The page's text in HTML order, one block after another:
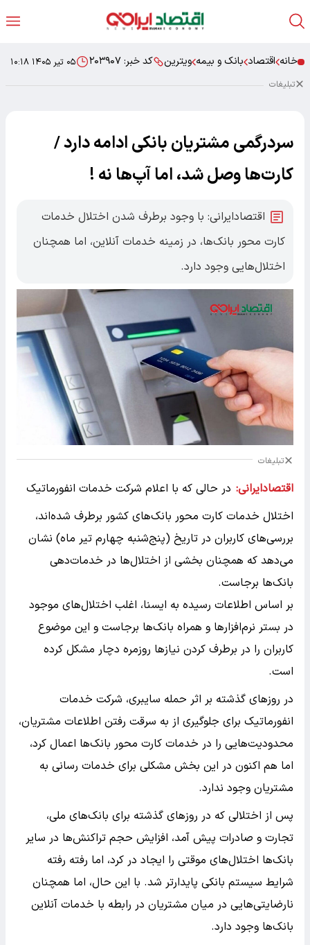
خانه اقتصاد بانک و بیمه ویترین کد خبر: ۲۰۳۹۰۷ ۰۵ تیر ۱۴۰۵ ۱۰:۱۸
تبلیغات
سردرگمی مشتریان بانکی ادامه دارد /
کارت‌ها وصل شد، اما آپ‌ها نه !
اقتصادایرانی: با وجود برطرف شدن اختلال خدمات
کارت محور بانک‌ها، در زمینه خدمات آنلاین، اما همچنان
اختلال‌هایی وجود دارد.
تبلیغات
اقتصادایرانی: در حالی که با اعلام شرکت خدمات انفورماتیک
اختلال خدمات کارت محور بانک‌های کشور برطرف شده‌اند،
بررسی‌های کاربران در تاریخ (پنج‌شنبه چهارم تیر ماه) نشان
می‌دهد که همچنان بخشی از اختلال‌ها در خدمات‌دهی
بانک‌ها برجاست.
بر اساس اطلاعات رسیده به ایسنا، اغلب اختلال‌های موجود
در بستر نرم‌افزار‌ها و همراه بانک‌ها برجاست و این موضوع
کاربران را در برطرف کردن نیاز‌ها روزمره دچار مشکل کرده
است.
در روز‌های گذشته بر اثر حمله سایبری، شرکت خدمات
انفورماتیک برای جلوگیری از به سرقت رفتن اطلاعات مشتریان،
محدودیت‌هایی را در خدمات کارت محور بانک‌ها اعمال کرد،
اما هم اکنون در این بخش مشکلی برای خدمات رسانی به
مشتریان وجود ندارد.
پس از اختلالی که در روز‌های گذشته برای بانک‌های ملی،
تجارت و صادرات پیش آمد، افزایش حجم تراکنش‌ها در سایر
بانک‌ها اختلال‌های موقتی را ایجاد در کرد، اما رفته رفته
شرایط سیستم بانکی پایدارتر شد. با این حال، اما همچنان
نارضایتی‌هایی در میان مشتریان در رابطه با خدمات آنلاین
بانک‌ها وجود دارد.